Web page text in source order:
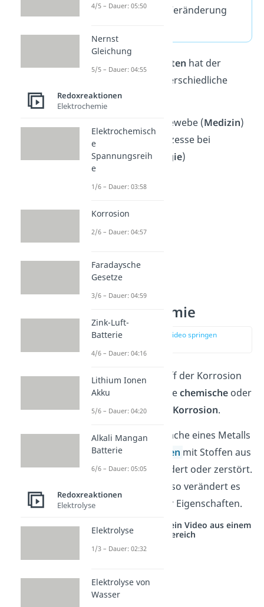
Korrosion zu einer Veränderung
anderen Fachgebieten hat der
Begriff Korrosion unterschiedliche
Bedeutungen:
Zerstörung von Gewebe (Medizin)
Verwitterungsprozesse bei
Gesteinen (Geologie)
Korrosion Chemie
zur Stelle im Video springen
Meist meint der Begriff der Korrosion
umgangssprachlich diechemischeoder
die
elektrochemische Korrosion.
Dabei wird die Oberfläche eines Metalls
durchRedoxreaktionen mit Stoffen aus
der Umgebung verändert oder zerstört.
Korrodiert ein Metall, so verändert es
sich hinsichtlich seiner Eigenschaften.
Studyflix vernetzt: Hier ein Video aus einem
anderen Bereich
4/5 – Dauer: 05:50
Nernst
Gleichung
5/5 – Dauer: 04:55
Redoxreaktionen
Elektrochemie
Elektrochemisch
e
Spannungsreih
e
1/6 – Dauer: 03:58
Korrosion
2/6 – Dauer: 04:57
Faradaysche
Gesetze
3/6 – Dauer: 04:59
Zink-Luft-
Batterie
4/6 – Dauer: 04:16
Lithium Ionen
Akku
5/6 – Dauer: 04:20
Alkali Mangan
Batterie
6/6 – Dauer: 05:05
Redoxreaktionen
Elektrolyse
Elektrolyse
1/3 – Dauer: 02:32
Elektrolyse von
Wasser